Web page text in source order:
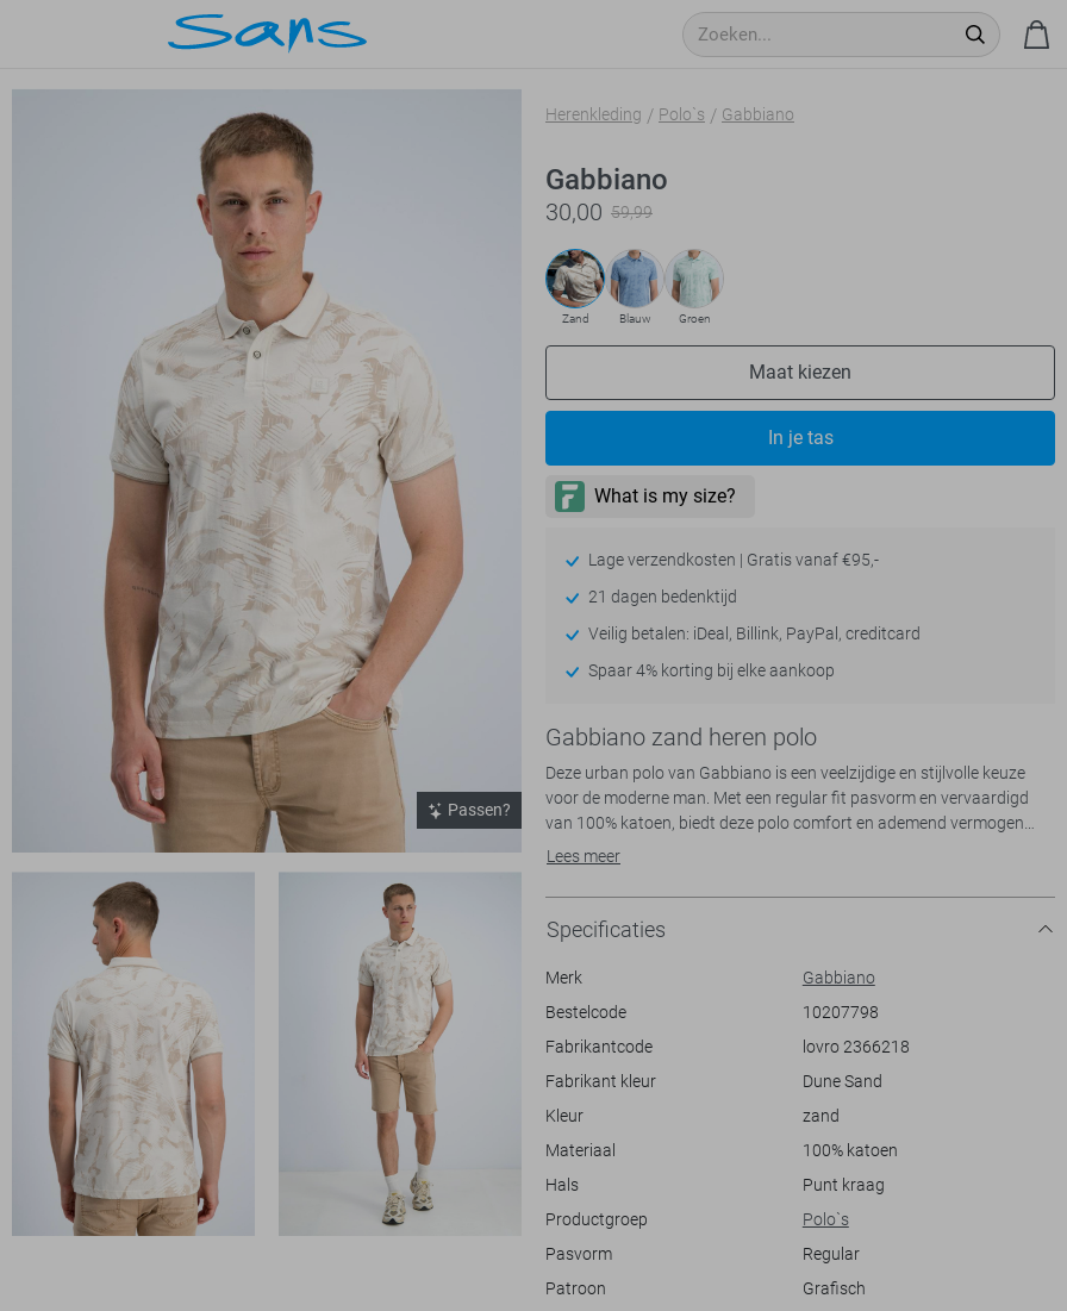
Passen?
Herenkleding Polo`s Gabbiano
Gabbiano
30,00 59,99
Zand Blauw Groen
Maat kiezen
In je tas
Lage verzendkosten | Gratis vanaf €95,-
21 dagen bedenktijd
Veilig betalen: iDeal, Billink, PayPal, creditcard
Spaar 4% korting bij elke aankoop
Gabbiano zand heren polo
Deze urban polo van Gabbiano is een veelzijdige en stijlvolle keuze
voor de moderne man. Met een regular fit pasvorm en vervaardigd
van 100% katoen, biedt deze polo comfort en ademend vermogen
tijdens de zomerse dagen. De grafische print in subtiele beige tinten
knoopsluiting zorgen voor een verfijnd uiterlijk. Deze polo is ideaal
voor zowel casual als meer geklede gelegenheden, perfect voor een
dagje uit of een relaxte middag op een terras.
De korte mouwen en normale lengte maken het een praktisch
chino’s. Of je nu naar het strand gaat of een zomerse barbecue
bijwoont, deze Gabbiano polo past bij elke setting. Dankzij het tijdloze
ontwerp kan deze polo moeiteloos geïntegreerd worden in je
toe voor een sportieve look, of kies voor loafers voor een meer
verfijnde uitstraling.
Lees meer
Specificaties
Merk
Gabbiano
Bestelcode
10207798
Fabrikantcode
lovro 2366218
Fabrikant kleur
Dune Sand
Kleur
zand
Materiaal
100% katoen
Hals
Punt kraag
Productgroep
Polo`s
Pasvorm
Regular
Patroon
Grafisch